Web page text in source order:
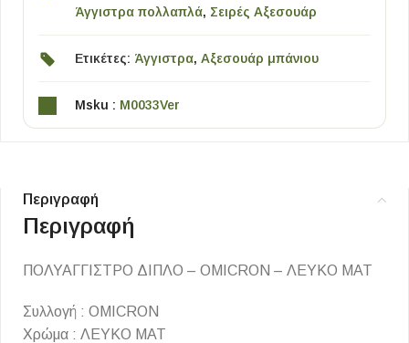
Άγγιστρα πολλαπλά, Σειρές Αξεσουάρ
Ετικέτες: Άγγιστρα, Αξεσουάρ μπάνιου
Msku : M0033Ver
Περιγραφή
Περιγραφή
ΠΟΛΥΑΓΓΙΣΤΡΟ ΔΙΠΛΟ – OMICRON – ΛΕΥΚΟ ΜΑΤ
Συλλογή : OMICRON
Χρώμα : ΛΕΥΚΟ ΜΑΤ